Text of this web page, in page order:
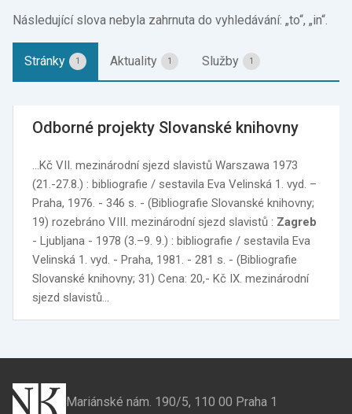
Následující slova nebyla zahrnuta do vyhledávání: „to“, „in“.
Stránky 1 Aktuality 1 Služby 1
Odborné projekty Slovanské knihovny
…Kč VII. mezinárodní sjezd slavistů Warszawa 1973
(21.-27.8.) : bibliografie / sestavila Eva Velinská 1. vyd. –
Praha, 1976. - 346 s. - (Bibliografie Slovanské knihovny;
19) rozebráno VIII. mezinárodní sjezd slavistů : Zagreb
- Ljubljana - 1978 (3.–9. 9.) : bibliografie / sestavila Eva
Velinská 1. vyd. - Praha, 1981. - 281 s. - (Bibliografie
Slovanské knihovny; 31) Cena: 20,- Kč IX. mezinárodní
sjezd slavistů…
Mariánské nám. 190/5, 110 00 Praha 1